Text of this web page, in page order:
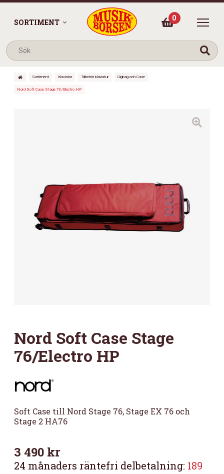
SORTIMENT 0
Sortiment Klaviatur Tillbehör klaviatur Gigbag och Case
Nord Soft Case Stage 76/Electro HP
Nord Soft Case Stage
76/Electro HP
Soft Case till Nord Stage 76, Stage EX 76 och
Stage 2 HA76
3 490 kr
24 månaders räntefri delbetalning: 189